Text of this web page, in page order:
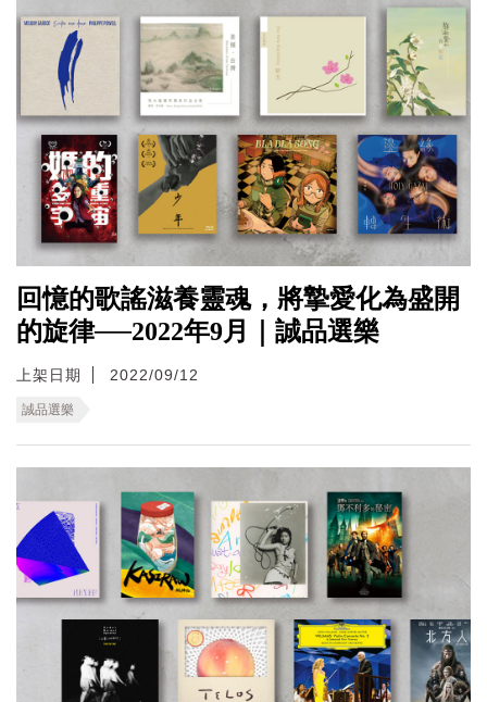
回憶的歌謠滋養靈魂，將摯愛化為盛開
的旋律──2022年9月｜誠品選樂
上架日期 2022/09/12
誠品選樂